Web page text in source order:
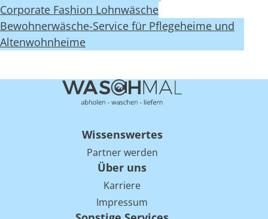
Corporate Fashion Lohnwäsche
Bewohnerwäsche-Service für Pflegeheime und
Altenwohnheime
Wissenswertes
Partner werden
Über uns
Karriere
Impressum